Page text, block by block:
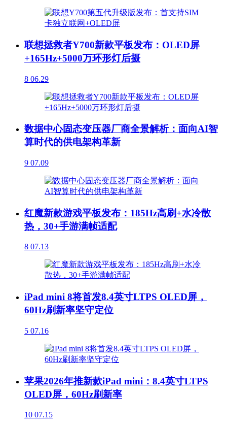
联想拯救者Y700新款平板发布：OLED屏
+165Hz+5000万环形灯后摄
8 06.29
数据中心固态变压器厂商全景解析：面向AI智
算时代的供电架构革新
9 07.09
红魔新款游戏平板发布：185Hz高刷+水冷散
热，30+手游满帧适配
8 07.13
iPad mini 8将首发8.4英寸LTPS OLED屏，
60Hz刷新率坚守定位
5 07.16
苹果2026年推新款iPad mini：8.4英寸LTPS
OLED屏，60Hz刷新率
10 07.15